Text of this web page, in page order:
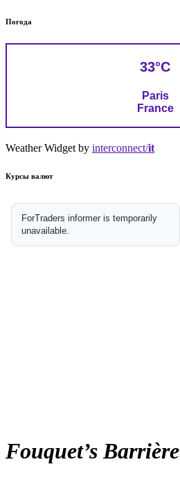
Погода
33°C
Paris
France
Weather Widget by interconnect/it
Курсы валют
Fouquet’s Barrière